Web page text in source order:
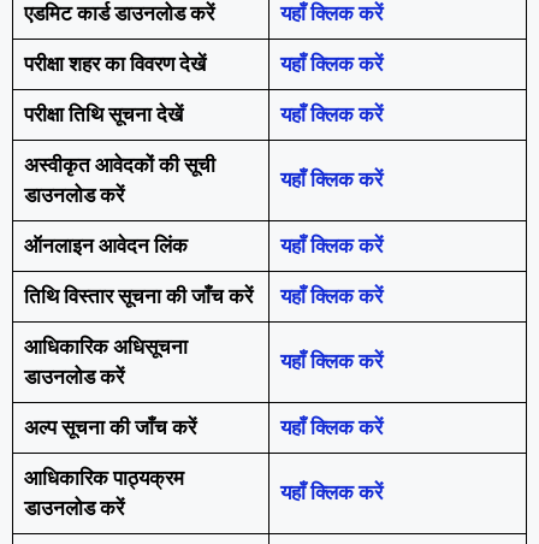
एडमिट कार्ड डाउनलोड करें यहाँ क्लिक करें
परीक्षा शहर का विवरण देखें यहाँ क्लिक करें
परीक्षा तिथि सूचना देखें यहाँ क्लिक करें
अस्वीकृत आवेदकों की सूची
डाउनलोड करें
यहाँ क्लिक करें
ऑनलाइन आवेदन लिंक यहाँ क्लिक करें
तिथि विस्तार सूचना की जाँच करें यहाँ क्लिक करें
आधिकारिक अधिसूचना
डाउनलोड करें
यहाँ क्लिक करें
अल्प सूचना की जाँच करें यहाँ क्लिक करें
आधिकारिक पाठ्यक्रम
डाउनलोड करें
यहाँ क्लिक करें